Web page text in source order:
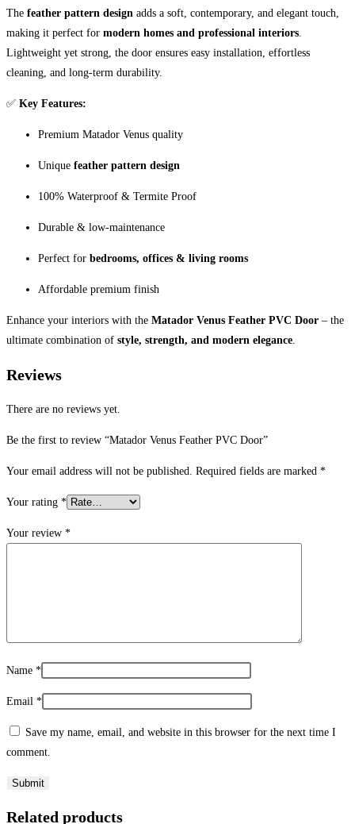
The feather pattern design adds a soft, contemporary, and elegant touch,
making it perfect for modern homes and professional interiors.
Lightweight yet strong, the door ensures easy installation, effortless
cleaning, and long-term durability.
✅ Key Features:
Premium Matador Venus quality
Unique feather pattern design
100% Waterproof & Termite Proof
Durable & low-maintenance
Perfect for bedrooms, offices & living rooms
Affordable premium finish
Enhance your interiors with the Matador Venus Feather PVC Door – the
ultimate combination of style, strength, and modern elegance.
Reviews
There are no reviews yet.
Be the first to review “Matador Venus Feather PVC Door”
Your email address will not be published. Required fields are marked *
Your rating *
Your review *
Name *
Email *
Save my name, email, and website in this browser for the next time I
comment.
Related products